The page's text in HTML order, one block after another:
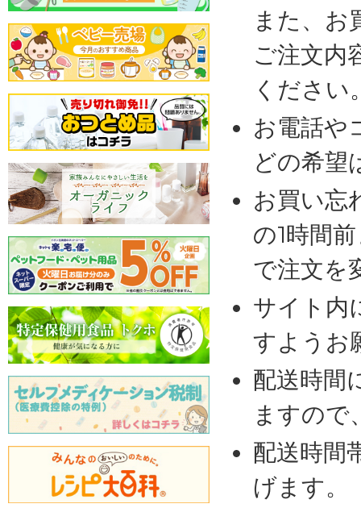
また、お
ご注文内
ください
お電話や
どの希望
お買い忘
の1時間
で注文を
サイト内
すようお
配送時間
ますので
配送時間
げます。